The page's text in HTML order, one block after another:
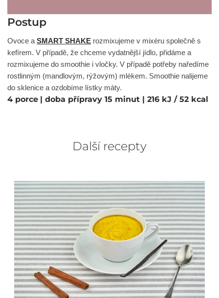
Postup
Ovoce a SMART SHAKE rozmixujeme v mixéru společně s
kefírem. V případě, že chceme vydatnější jídlo, přidáme a
rozmixujeme do smoothie i vločky. V případě potřeby naředíme
rostlinným (mandlovým, rýžovým) mlékem. Smoothie nalijeme
do sklenice a ozdobíme lístky máty.
4 porce | doba přípravy 15 minut | 216 kJ / 52 kcal
Další recepty